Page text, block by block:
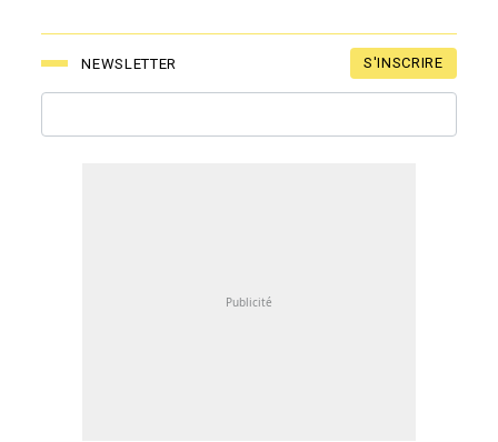
NEWSLETTER S'INSCRIRE